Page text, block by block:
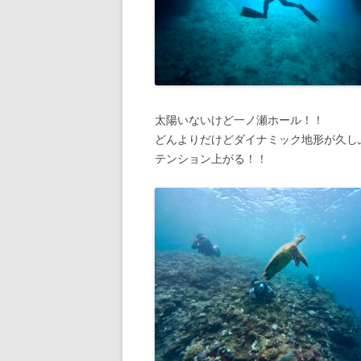
太陽いないけど一ノ瀬ホール！！
どんよりだけどダイナミック地形が久し
テンション上がる！！